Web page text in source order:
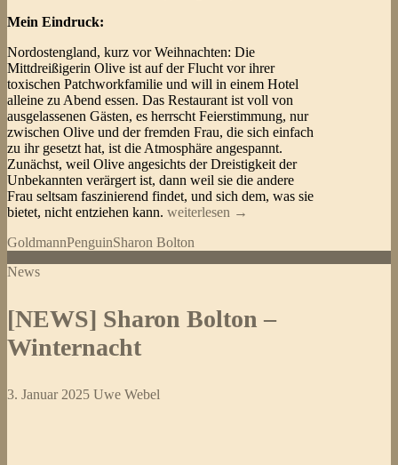
Mein Eindruck:
Nordostengland, kurz vor Weihnachten: Die
Mittdreißigerin Olive ist auf der Flucht vor ihrer
toxischen Patchworkfamilie und will in einem Hotel
alleine zu Abend essen. Das Restaurant ist voll von
ausgelassenen Gästen, es herrscht Feierstimmung, nur
zwischen Olive und der fremden Frau, die sich einfach
zu ihr gesetzt hat, ist die Atmosphäre angespannt.
Zunächst, weil Olive angesichts der Dreistigkeit der
Unbekannten verärgert ist, dann weil sie die andere
Frau seltsam faszinierend findet, und sich dem, was sie
bietet, nicht entziehen kann. Sharon
–
weiterlesen →
GoldmannPenguinSharon Bolton
News
[NEWS] Sharon Bolton –
Winternacht
3. Januar 2025 Uwe Webel